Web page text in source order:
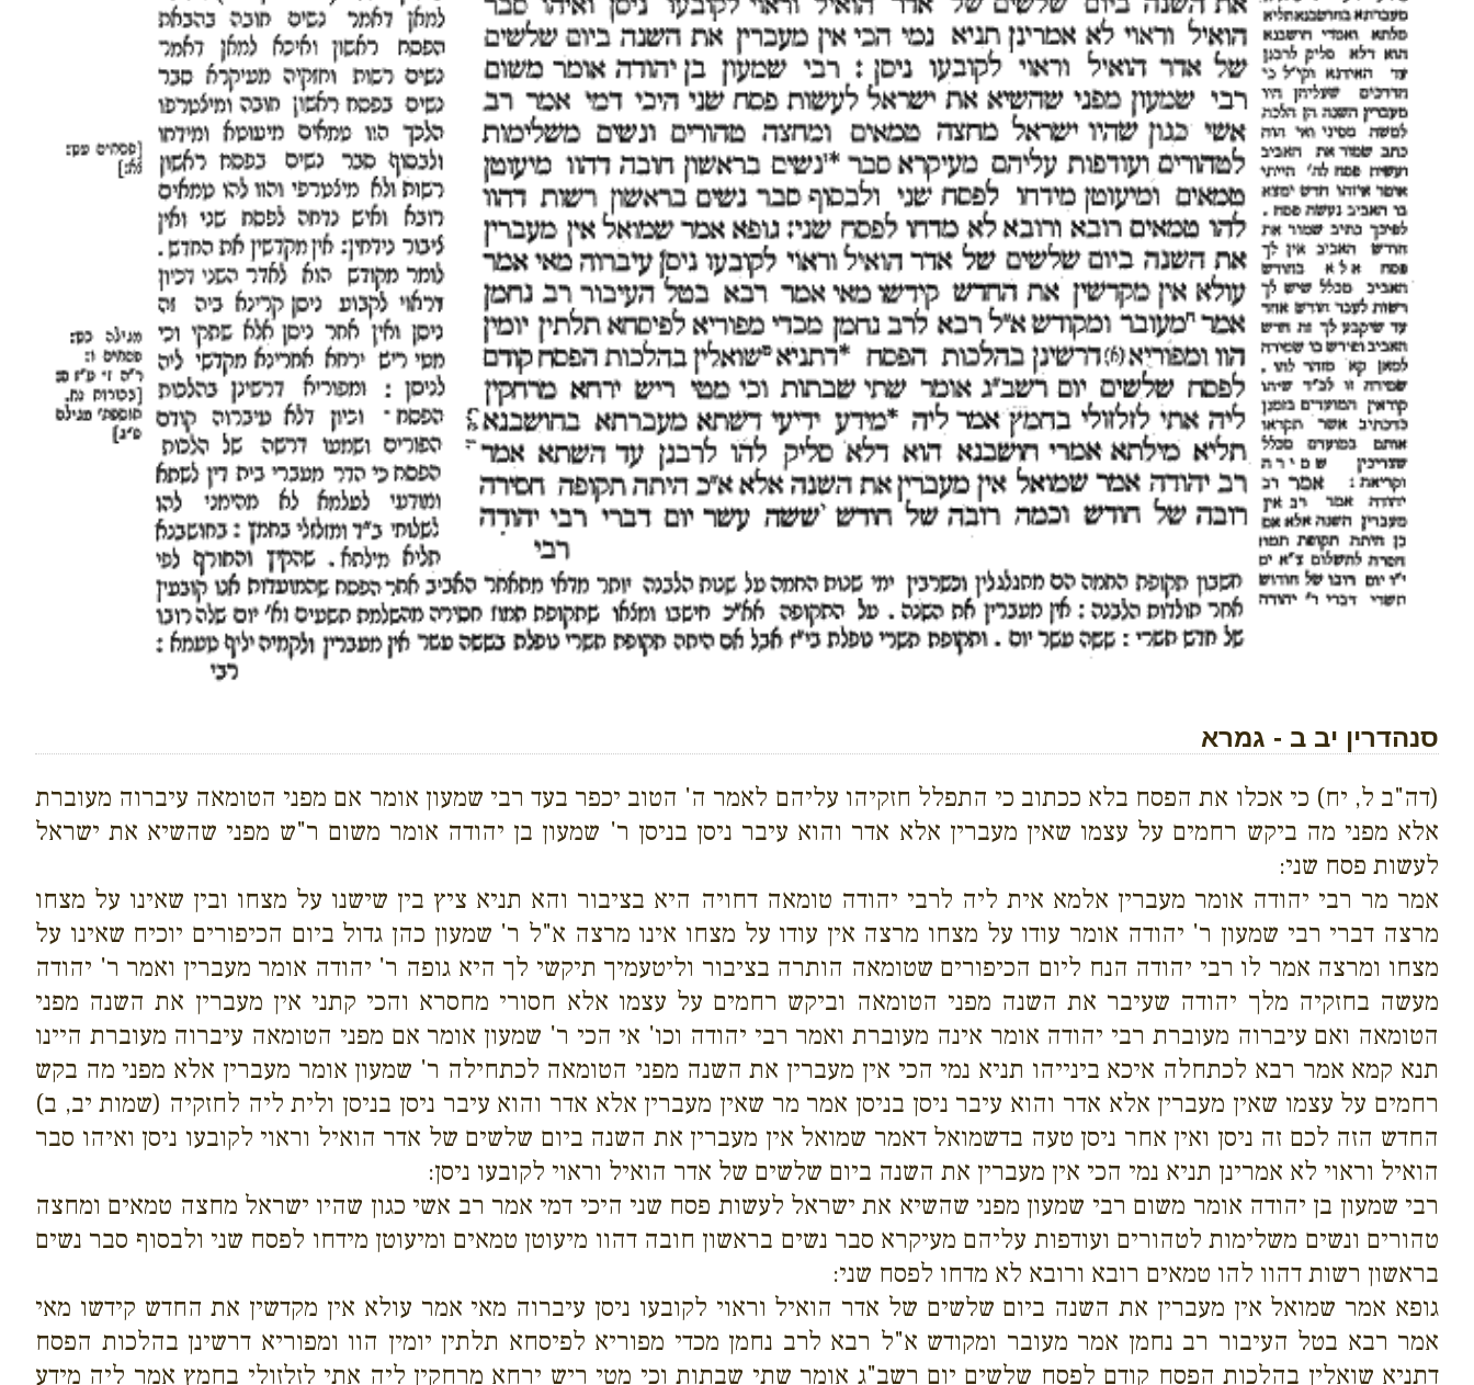
סנהדרין יב ב - גמרא
(דה"ב ל, יח) כי אכלו את הפסח בלא ככתוב כי התפלל חזקיהו עליהם לאמר ה' הטוב יכפר בעד רבי שמעון אומר אם מפני הטומאה עיברוה מעוברת
אלא מפני מה ביקש רחמים על עצמו שאין מעברין אלא אדר והוא עיבר ניסן בניסן ר' שמעון בן יהודה אומר משום ר"ש מפני שהשיא את ישראל
לעשות פסח שני:
אמר מר רבי יהודה אומר מעברין אלמא אית ליה לרבי יהודה טומאה דחויה היא בציבור והא תניא ציץ בין שישנו על מצחו ובין שאינו על מצחו
מרצה דברי רבי שמעון ר' יהודה אומר עודו על מצחו מרצה אין עודו על מצחו אינו מרצה א"ל ר' שמעון כהן גדול ביום הכיפורים יוכיח שאינו על
מצחו ומרצה אמר לו רבי יהודה הנח ליום הכיפורים שטומאה הותרה בציבור וליטעמיך תיקשי לך היא גופה ר' יהודה אומר מעברין ואמר ר' יהודה
מעשה בחזקיה מלך יהודה שעיבר את השנה מפני הטומאה וביקש רחמים על עצמו אלא חסורי מחסרא והכי קתני אין מעברין את השנה מפני
הטומאה ואם עיברוה מעוברת רבי יהודה אומר אינה מעוברת ואמר רבי יהודה וכו' אי הכי ר' שמעון אומר אם מפני הטומאה עיברוה מעוברת היינו
תנא קמא אמר רבא לכתחלה איכא בינייהו תניא נמי הכי אין מעברין את השנה מפני הטומאה לכתחילה ר' שמעון אומר מעברין אלא מפני מה בקש
רחמים על עצמו שאין מעברין אלא אדר והוא עיבר ניסן בניסן אמר מר שאין מעברין אלא אדר והוא עיבר ניסן בניסן ולית ליה לחזקיה (שמות יב, ב)
החדש הזה לכם זה ניסן ואין אחר ניסן טעה בדשמואל דאמר שמואל אין מעברין את השנה ביום שלשים של אדר הואיל וראוי לקובעו ניסן ואיהו סבר
הואיל וראוי לא אמרינן תניא נמי הכי אין מעברין את השנה ביום שלשים של אדר הואיל וראוי לקובעו ניסן:
רבי שמעון בן יהודה אומר משום רבי שמעון מפני שהשיא את ישראל לעשות פסח שני היכי דמי אמר רב אשי כגון שהיו ישראל מחצה טמאים ומחצה
טהורים ונשים משלימות לטהורים ועודפות עליהם מעיקרא סבר נשים בראשון חובה דהוו מיעוטן טמאים ומיעוטן מידחו לפסח שני ולבסוף סבר נשים
בראשון רשות דהוו להו טמאים רובא ורובא לא מדחו לפסח שני:
גופא אמר שמואל אין מעברין את השנה ביום שלשים של אדר הואיל וראוי לקובעו ניסן עיברוה מאי אמר עולא אין מקדשין את החדש קידשו מאי
אמר רבא בטל העיבור רב נחמן אמר מעובר ומקודש א"ל רבא לרב נחמן מכדי מפוריא לפיסחא תלתין יומין הוו ומפוריא דרשינן בהלכות הפסח
דתניא שואלין בהלכות הפסח קודם לפסח שלשים יום רשב"ג אומר שתי שבתות וכי מטי ריש ירחא מרחקין ליה אתי לזלזולי בחמץ אמר ליה מידע